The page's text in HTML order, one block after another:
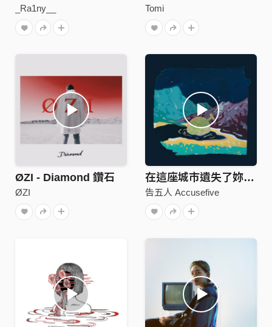
_Ra1ny__ Tomi
ØZI - Diamond 鑽石
ØZI
在這座城市遺失了妳 demo
告五人 Accusefive